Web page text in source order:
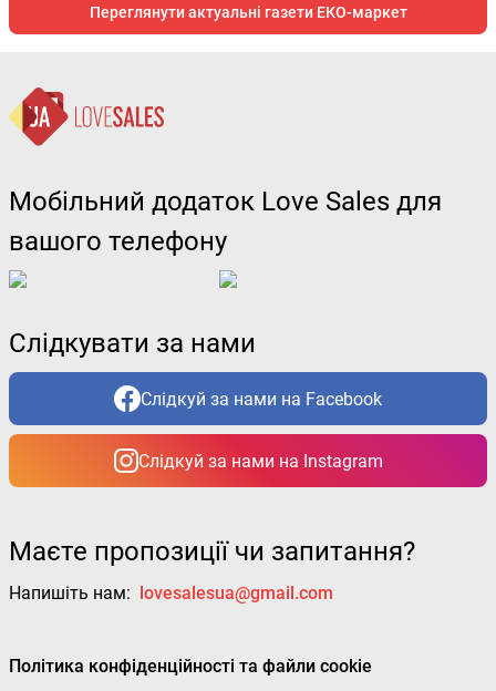
Переглянути актуальні газети ЕКО-маркет
Мобільний додаток Love Sales для
вашого телефону
Слідкувати за нами
Слідкуй за нами на Facebook
Слідкуй за нами на Instagram
Маєте пропозиції чи запитання?
Напишіть нам: lovesalesua@gmail.com
Політика конфіденційності та файли cookie